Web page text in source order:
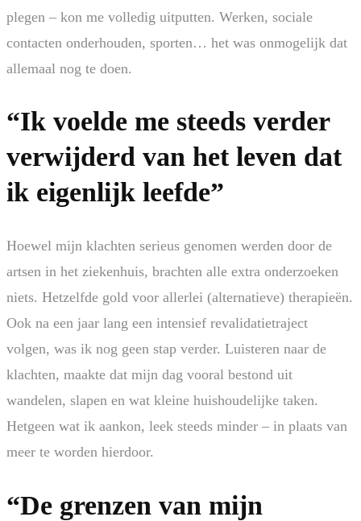
plegen – kon me volledig uitputten. Werken, sociale
contacten onderhouden, sporten… het was onmogelijk dat
allemaal nog te doen.
“Ik voelde me steeds verder
verwijderd van het leven dat
ik eigenlijk leefde”
Hoewel mijn klachten serieus genomen werden door de
artsen in het ziekenhuis, brachten alle extra onderzoeken
niets. Hetzelfde gold voor allerlei (alternatieve) therapieën.
Ook na een jaar lang een intensief revalidatietraject
volgen, was ik nog geen stap verder. Luisteren naar de
klachten, maakte dat mijn dag vooral bestond uit
wandelen, slapen en wat kleine huishoudelijke taken.
Hetgeen wat ik aankon, leek steeds minder – in plaats van
meer te worden hierdoor.
“De grenzen van mijn